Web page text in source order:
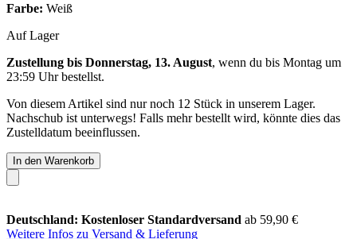
Farbe: Weiß
Auf Lager
Zustellung bis Donnerstag, 13. August, wenn du bis Montag um
23:59 Uhrbestellst.
Von diesem Artikel sind nur noch 12 Stück in unserem Lager.
Nachschub ist unterwegs! Falls mehr bestellt wird, könnte dies das
Zustelldatum beeinflussen.
In den Warenkorb
Deutschland: Kostenloser Standardversand ab 59,90 €
Weitere Infos zu Versand & Lieferung